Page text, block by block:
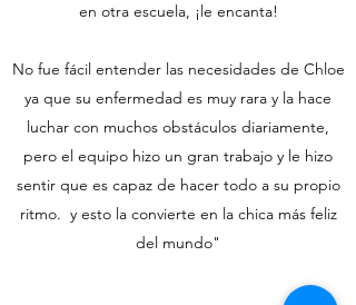
en otra escuela, ¡le encanta!
No fue fácil entender las necesidades de Chloe
ya que su enfermedad es muy rara y la hace
luchar con muchos obstáculos diariamente,
pero el equipo hizo un gran trabajo y le hizo
sentir que es capaz de hacer todo a su propio
ritmo. y esto la convierte en la chica más feliz
del mundo"